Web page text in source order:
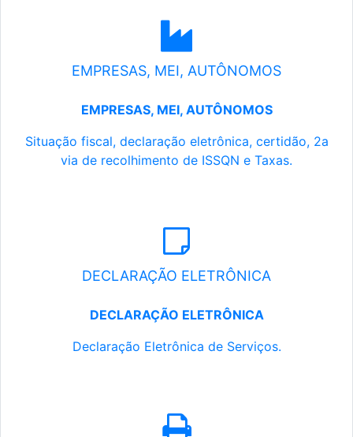
EMPRESAS, MEI, AUTÔNOMOS
EMPRESAS, MEI, AUTÔNOMOS
Situação fiscal, declaração eletrônica, certidão, 2a
via de recolhimento de ISSQN e Taxas.
DECLARAÇÃO ELETRÔNICA
DECLARAÇÃO ELETRÔNICA
Declaração Eletrônica de Serviços.